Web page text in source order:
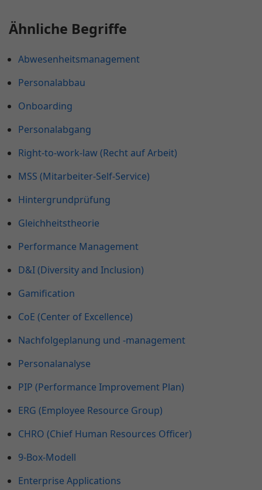
Ähnliche Begriffe
Abwesenheitsmanagement
Personalabbau
Onboarding
Personalabgang
Right-to-work-law (Recht auf Arbeit)
MSS (Mitarbeiter-Self-Service)
Hintergrundprüfung
Gleichheitstheorie
Performance Management
D&I (Diversity and Inclusion)
Gamification
CoE (Center of Excellence)
Nachfolgeplanung und -management
Personalanalyse
PIP (Performance Improvement Plan)
ERG (Employee Resource Group)
CHRO (Chief Human Resources Officer)
9-Box-Modell
Enterprise Applications